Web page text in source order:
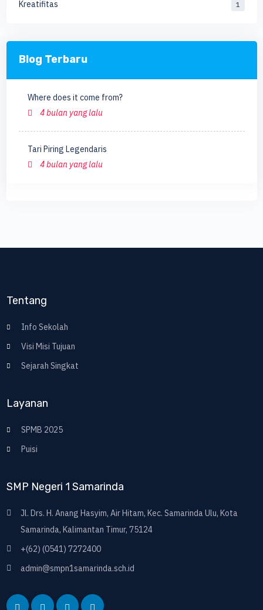
Kreatifitas 1
Blog Terbaru
Where does it come from?
4 bulan yang lalu
Tari Piring Legendaris
4 bulan yang lalu
Tentang
Info Sekolah
Visi Misi Tujuan
Sejarah Singkat
Layanan
SPMB 2025
Puisi
SMP Negeri 1 Samarinda
Jl. Drs. H. Anang Hasyim, Air Hitam, Kec. Samarinda Ulu, Kota
Samarinda, Kalimantan Timur, 75124
+(62) (0541) 7272400
admin@smpn1samarinda.sch.id